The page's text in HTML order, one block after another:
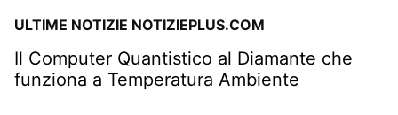
ULTIME NOTIZIE NOTIZIEPLUS.COM
Il Computer Quantistico al Diamante che
funziona a Temperatura Ambiente